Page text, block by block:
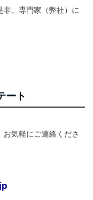
、専門家（弊社）に
ート
気軽にご連絡くださ